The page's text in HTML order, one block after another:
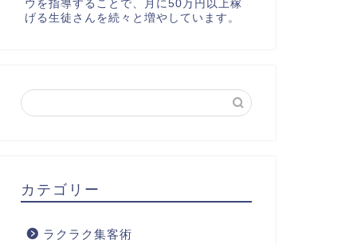
ウを指導することで、月に50万円以上稼
げる生徒さんを続々と増やしています。
カテゴリー
ラクラク集客術